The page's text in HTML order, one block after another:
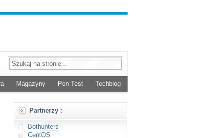
Magazyny Pen Test Techblog
Partnerzy :
Bothunters
CentOS